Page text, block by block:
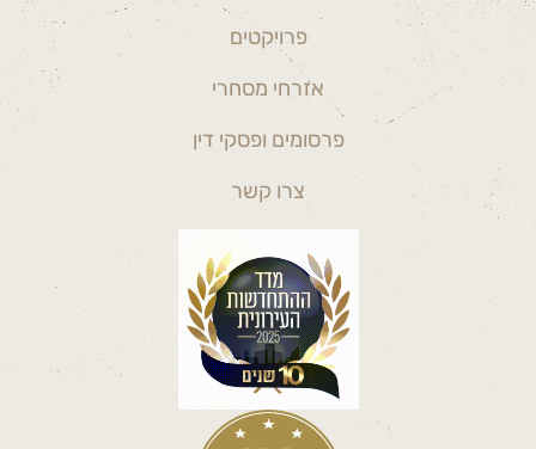
פרויקטים
אזרחי מסחרי
פרסומים ופסקי דין
צרו קשר